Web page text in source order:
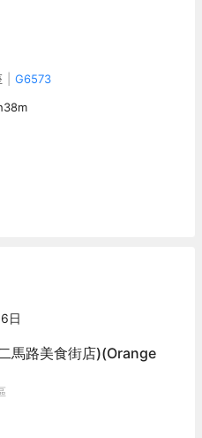
G6573
日
馬路美食街店)(Orange